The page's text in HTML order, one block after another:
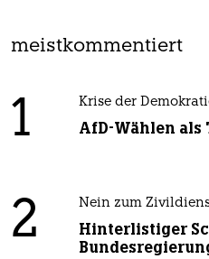
meistkommentiert
1 Krise der
AfD-Wählen
2 Nein zum
Hinterlistiger